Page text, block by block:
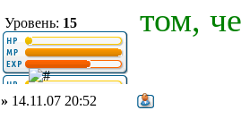
Уровень: 15
том,
» 14.11.07 20:52